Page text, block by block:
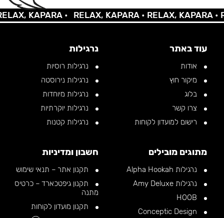
KAPARA • RELAX, KAPARA •RELAX, KAPARA •
עוד באתר
אודות
מיקור חוץ
בלוג
צרו קשר
רישום למועדון לקוחות
נרגילות
נרגילות רוסיות
נרגילות נירוסטה
נרגילות מיוחדות
נרגילות יוקרתיות
נרגילות קטנות
מתוגים מובילים
נרגילות Alpha Hookah
נרגילות Amy Deluxe
חשבון ומדיניות
תקנון אתר – תנאי שימוש
תקנון גיפטכארד – כרטיס
מתנה
תקנון מועדון לקוחות